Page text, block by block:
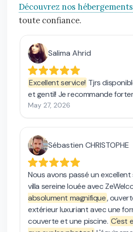
Découvrez nos hébergements
toute confiance.